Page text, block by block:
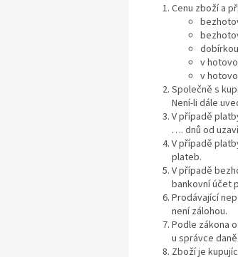
Cenu zboží a
v
v
Společně s
Není-li dále
V případě
…. dnů od
V případě
plateb.
V případě
bankovní účet
Prodávající
není zálohou.
Podle zákona
u správce
Zboží je